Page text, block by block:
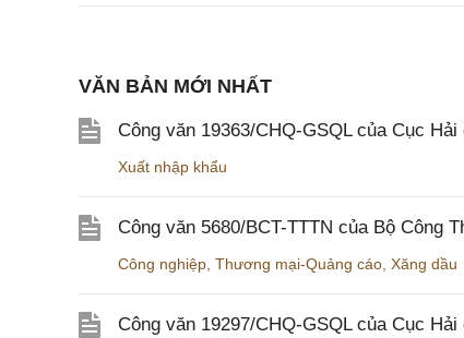
VĂN BẢN MỚI NHẤT
Công văn 19363/CHQ-GSQL của Cục
Xuất nhập khẩu
Công văn 5680/BCT-TTTN của Bộ Công
Công nghiệp Thương mại-Quảng cáo Xăng dầu
Công văn 19297/CHQ-GSQL của Cục